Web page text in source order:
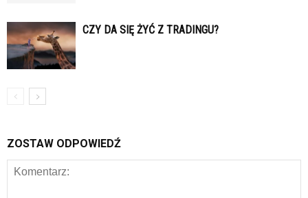
CZY DA SIĘ ŻYĆ Z TRADINGU?
ZOSTAW ODPOWIEDŹ